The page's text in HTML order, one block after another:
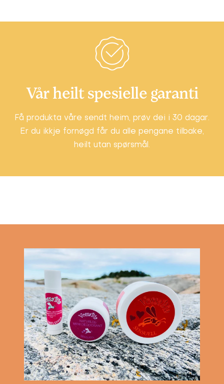
Vår heilt spesielle garanti
Få produkta våre sendt heim, prøv dei i 30 dagar.
Er du ikkje fornøgd får du alle pengane tilbake,
heilt utan spørsmål.